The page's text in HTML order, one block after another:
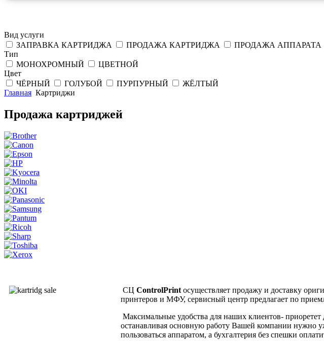
Вид услуги
ЗАПРАВКА КАРТРИДЖА
ПРОДАЖА КАРТРИДЖА
ПРОДАЖА АППАРАТА
Тип
МОНОХРОМНЫЙ
ЦВЕТНОЙ
Цвет
ЧЁРНЫЙ
ГОЛУБОЙ ПУРПУРНЫЙ
ЖЁЛТЫЙ
Главная Картриджи
Продажа картриджей
СЦ ControlPrint осуществляет продажу и доставку
принтеров и МФУ, сервисный центр предлагает по
Максимальные удобства для наших клиентов-
останавливая основную работу Вашей компании нужно
пользоваться аппаратом, а бухгалтерия без спешки